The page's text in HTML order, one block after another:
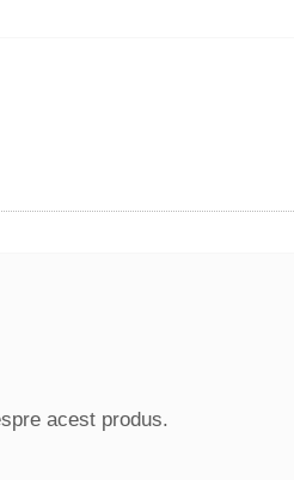
acest produs.